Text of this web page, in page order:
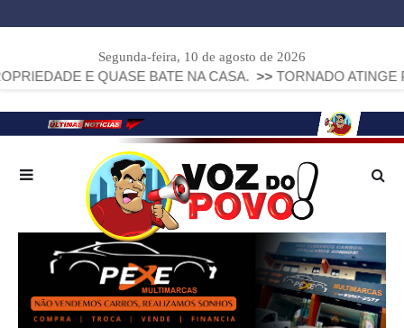
Segunda-feira, 10 de agosto de 2026
E QUASE BATE NA CASA. >> TORNADO ATINGE PIRAÍ